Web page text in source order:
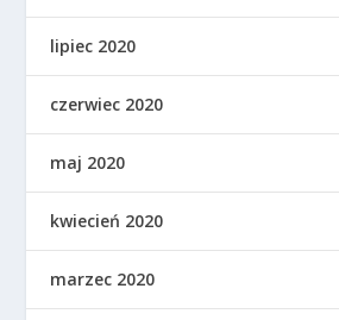
lipiec 2020
czerwiec 2020
maj 2020
kwiecień 2020
marzec 2020